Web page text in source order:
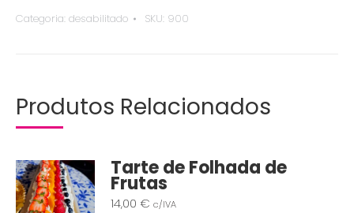
Categoria: desabilitado SKU: 900
Produtos Relacionados
Tarte de Folhada de
Frutas
14,00 € c/IVA